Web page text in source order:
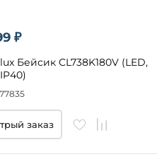
₽
Бейсик CL738K180V (LED,
заказ